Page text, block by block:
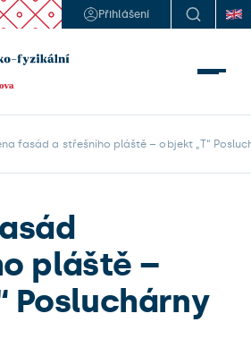
Přihlášení
fasád a střešního pláště – objekt „T“
pláště –
Posluchárny